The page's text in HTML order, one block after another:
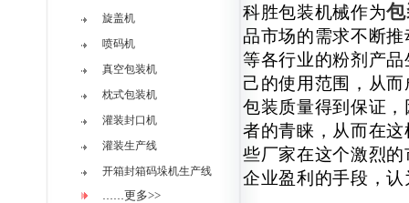
旋盖机
喷码机
真空包装机
枕式包装机
灌装封口机
灌装生产线
开箱封箱码垛机生产线
……更多>>
科胜包装机械作为
品市场的需求不断
等各行业的粉剂产
己的使用范围，从
包装质量得到保证
者的青睐，从而在
些厂家在这个激烈
企业盈利的手段，